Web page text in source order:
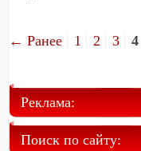
← Ранее 1 2 3 4
Реклама:
Поиск по сайту: